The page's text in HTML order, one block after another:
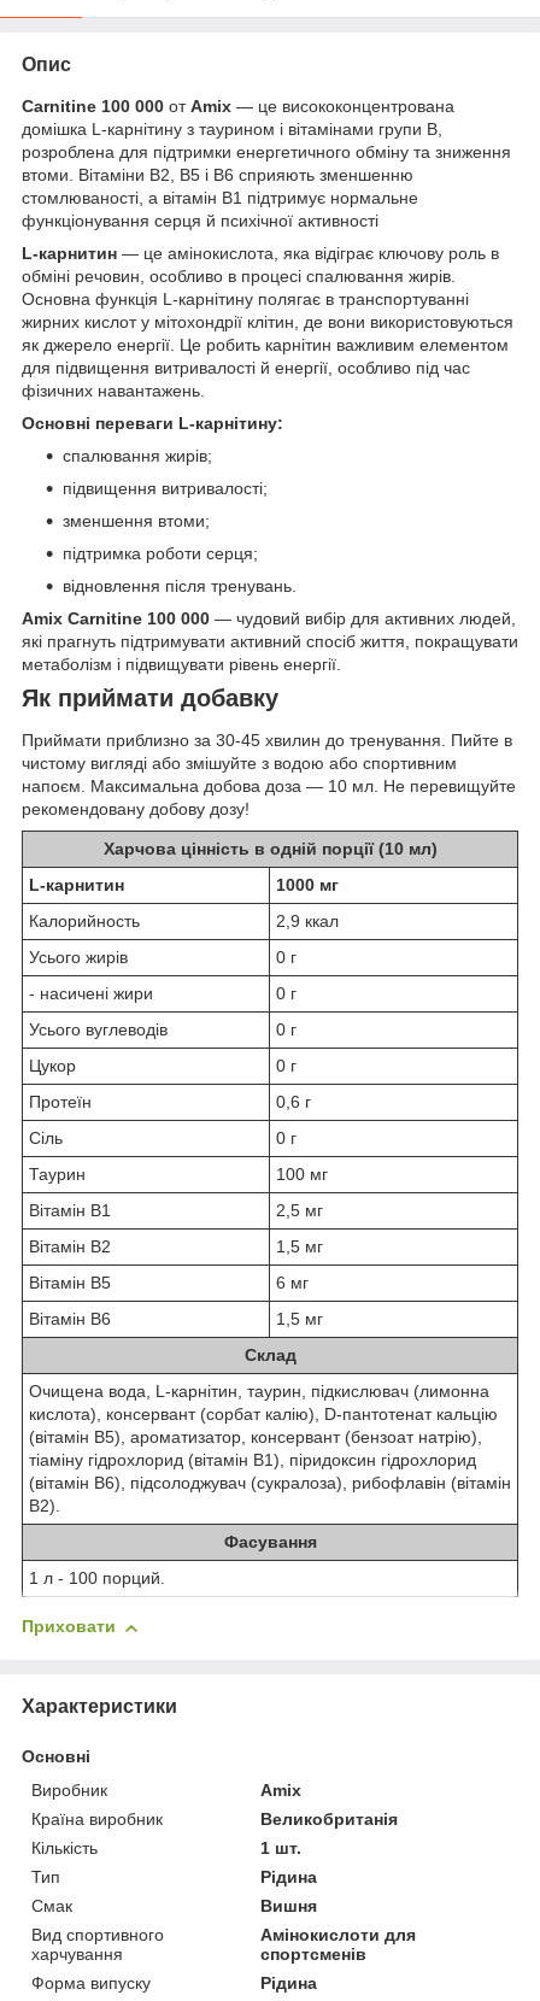
Опис
Carnitine 100 000 отAmix — це висококонцентрована
домішка L-карнітину з таурином і вітамінами групи B,
розроблена для підтримки енергетичного обміну та зниження
втоми. Вітаміни B2, B5 і B6 сприяють зменшенню
стомлюваності, а вітамін B1 підтримує нормальне
функціонування серця й психічної активності
L-карнитин — це амінокислота, яка відіграє ключову роль в
обміні речовин, особливо в процесі спалювання жирів.
Основна функція L-карнітину полягає в транспортуванні
жирних кислот у мітохондрії клітин, де вони використовуються
як джерело енергії. Це робить карнітин важливим елементом
для підвищення витривалості й енергії, особливо під час
фізичних навантажень.
Основні переваги L-карнітину:
спалювання жирів;
підвищення витривалості;
зменшення втоми;
підтримка роботи серця;
відновлення після тренувань.
Amix Carnitine 100 000 — чудовий вибір для активних людей,
які прагнуть підтримувати активний спосіб життя, покращувати
метаболізм і підвищувати рівень енергії.
Як приймати добавку
Приймати приблизно за 30-45 хвилин до тренування. Пийте в
чистому вигляді або змішуйте з водою або спортивним
напоєм. Максимальна добова доза — 10 мл. Не перевищуйте
рекомендовану добову дозу!
Харчова цінність в одній порції (10 мл)
L-карнитин
1000 мг
Калорийность
2,9 ккал
Усього жирів
0 г
- насичені жири
0 г
Усього вуглеводів
0 г
Цукор
0 г
Протеїн
0,6 г
Сіль
0 г
Таурин
100 мг
Вітамін B1
2,5 мг
Вітамін B2
1,5 мг
Вітамін B5
6 мг
Вітамін B6
1,5 мг
Склад
Очищена вода, L-карнітин, таурин, підкислювач (лимонна
кислота), консервант (сорбат калію), D-пантотенат кальцію
(вітамін B5), ароматизатор, консервант (бензоат натрію),
тіаміну гідрохлорид (вітамін B1), піридоксин гідрохлорид
(вітамін B6), підсолоджувач (сукралоза), рибофлавін (вітамін
B2).
Фасування
1 л - 100 порций.
Приховати
Характеристики
Основні
Виробник
Amix
Країна виробник
Великобританія
Кількість
1 шт.
Тип
Рідина
Смак
Вишня
Вид спортивного
харчування
Амінокислоти для
спортсменів
Форма випуску
Рідина